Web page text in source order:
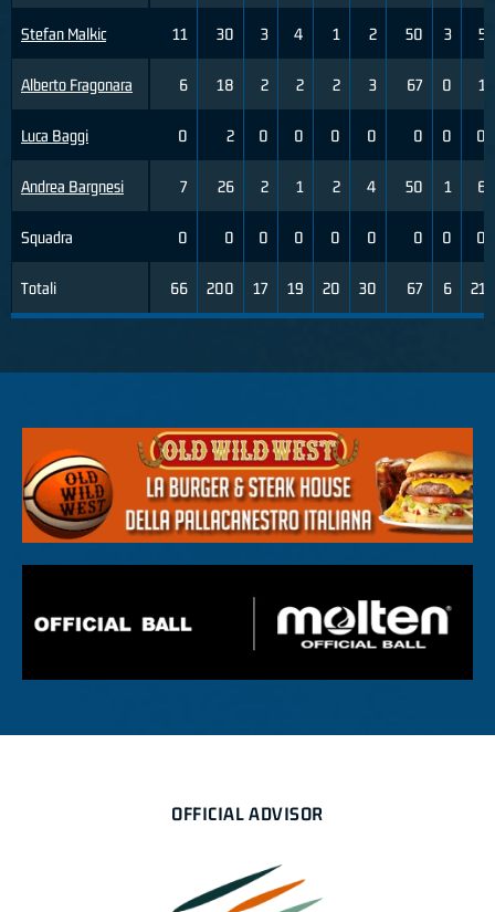
Stefan Malkic
Alberto Fragonara
Luca Baggi
Andrea Bargnesi
Squadra
Totali
11 30 3 4 1 2 50 3 5
6 18 2 2 2 3 67 0 1
0 2 0 0 0 0 0 0 0
7 26 2 1 2 4 50 1 6
0 0 0 0 0 0 0 0 0
66 200 17 19 20 30 67 6 21
OFFICIAL ADVISOR